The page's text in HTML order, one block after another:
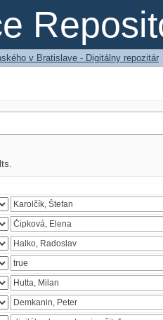
v Bratislave - Digitálny repozitár